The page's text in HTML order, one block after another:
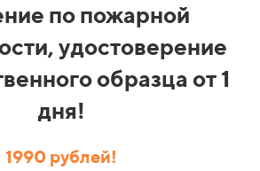
по пожарной
удостоверение
образца от 1
дня!
1990 рублей!